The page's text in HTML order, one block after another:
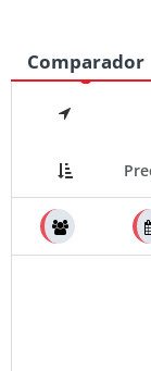
Comparador